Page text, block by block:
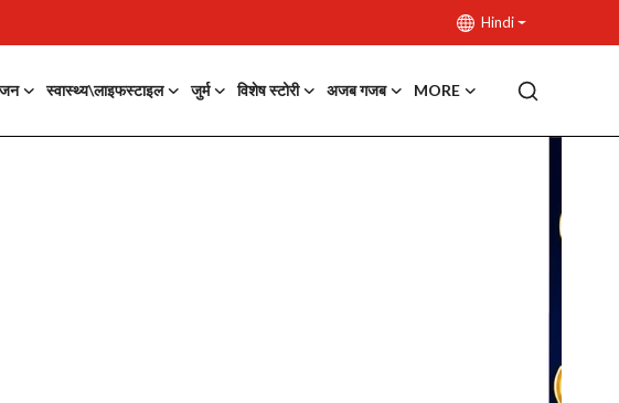
Hindi
स्वास्थ्य\लाइफस्टाइल जुर्म विशेष स्टोरी अजब गजब MORE